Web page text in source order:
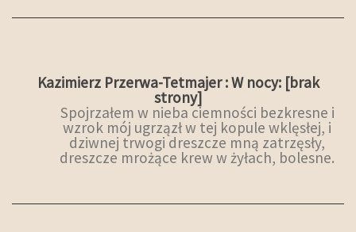
Kazimierz Przerwa-Tetmajer : W nocy: [brak
strony]
Spojrzałem w nieba ciemności bezkresne i
wzrok mój ugrzązł w tej kopule wklęsłej, i
dziwnej trwogi dreszcze mną zatrzęsły,
dreszcze mrożące krew w żyłach, bolesne.